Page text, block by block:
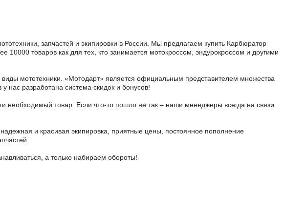
запчастей и экипировки в России. Мы предлагаем купить Карбюратор
товаров как для тех, кто занимается мотокроссом, эндурокроссом и другими
мототехники. «Мотодарт» является официальным представителем множества
нас разработана система скидок и бонусов!
необходимый товар. Если что-то пошло не так – наши менеджеры всегда на связи
и красивая экипировка, приятные цены, постоянное пополнение
а только набираем обороты!